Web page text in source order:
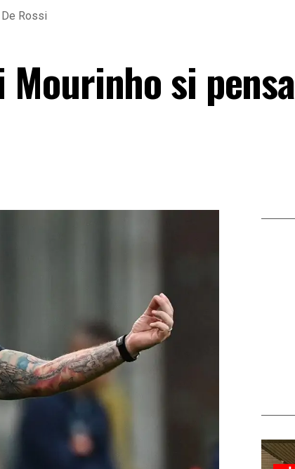
Rossi
Mourinho si pensa